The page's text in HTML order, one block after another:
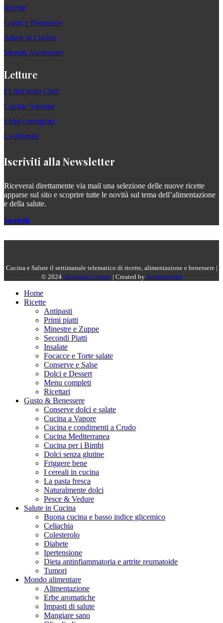
Ricette
Gusto e Benessere
Salute in Cucina
Mondo Alimentare
Letture
I Libri dello Chef
Cucina Naturale
I libri consigliati
L'editoriale
Iscriviti alla Newsletter
Riceverai direttamente via mail una selezione delle nuove ricette
apparse sul sito e scoprire tutte le novità sul tema dell’alimentazione
e della salute.
Iscriviti
Cucina e Salute il settimanale telematico di ricette, alimentazione e benessere |
© 2024 Giuseppe Capano | Created by AchromeWeb
Home
Ricette
Antipasti
Primi piatti
Minestre e Zuppe
Secondi Piatti
Insalate
Focacce e Torte salate
Conserve e Salse
Dolci e Dessert
Menu completi
Ricettari
Gusto & Benessere
Conserve dolci e salate
Cucina a Vapore
Cucina e condimenti a Crudo
Cucina Mediterranea
Cucina per i Bimbi
Dolci senza glutine
Friggere bene
I cereali in cucina
La pasta fresca
Naturalmente dolci
Pesce & Vedure
Salute in Cucina
Buona cucina e basso indice glicemico
Celiachia
Colesterolo
Diabete
Ipertensione
Dieta antinfiammatoria e artrite reumatoide
Tumori
Mondo alimentare
Alimentazione
Erbe aromatiche
Impasti di salute
Mangiare sano